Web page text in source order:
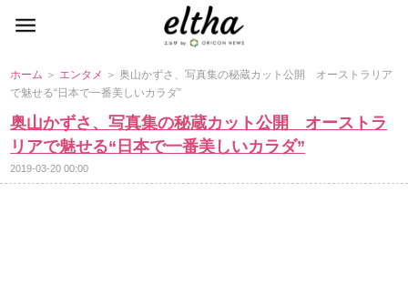
ホーム ＞ エンタメ ＞ 奥山かずさ、写真集の秘蔵カット公開 オーストラリア
で魅せる“日本で一番美しいカラダ”
奥山かずさ、写真集の秘蔵カット公開 オーストラ
リアで魅せる“日本で一番美しいカラダ”
2019-03-20 00:00